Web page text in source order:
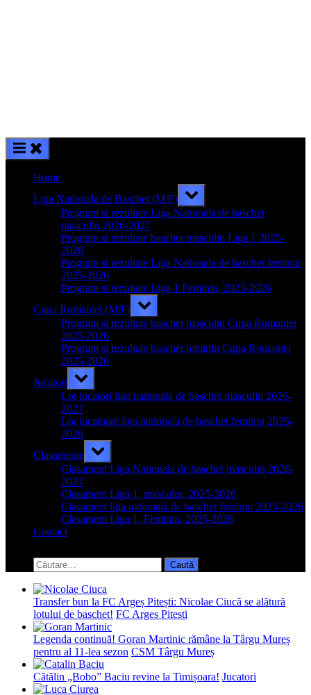
Home
Liga Nationala de Baschet (M/F)
Toggle
sub-
menu
Program si rezultate Liga Nationala de baschet
masculin 2026-2027
Program si rezultate baschet masculin Liga 1 2025-
2026
Program si rezultate Liga Nationala de baschet feminin
2025-2026
Program si rezultate Liga 1 Feminin, 2025-2026
Cupa Romaniei (M/F)
Toggle
sub-
menu
Program si rezultate baschet masculin Cupa Romaniei
2025-2026
Program si rezultate baschet feminin Cupa Romaniei
2025-2026
Jucatori
Toggle
sub-
menu
Lot jucatori liga nationala de baschet masculin 2026-
2027
Lot jucatoare liga nationala de baschet feminin 2025-
2026
Clasamente
Toggle
sub-
menu
Clasament Liga Nationala de baschet masculin 2026-
2027
Clasament Liga 1, masculin, 2025-2026
Clasament liga nationala de baschet feminin 2025-2026
Clasament Liga 1, Feminin, 2025-2026
Contact
search
form
Caută
după:
Transfer bun la FC Argeș Pitești: Nicolae Ciucă se alătură
lotului de baschet! FC Arges Pitesti
Legenda continuă! Goran Martinic rămâne la Târgu Mureș
pentru al 11-lea sezon CSM Târgu Mureș
Cătălin „Bobo” Baciu revine la Timișoara! Jucatori